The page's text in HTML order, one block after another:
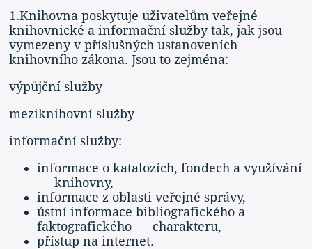
1.Knihovna poskytuje uživatelům veřejné
knihovnické a informační služby tak, jak jsou
vymezeny v příslušných ustanoveních
knihovního zákona. Jsou to zejména:
výpůjční služby
meziknihovní služby
informační služby:
informace o katalozích, fondech a využívání
knihovny,
informace z oblasti veřejné správy,
ústní informace bibliografického a
faktografického charakteru,
přístup na internet.